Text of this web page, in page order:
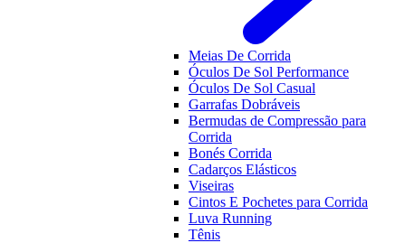
Meias De Corrida
Óculos De Sol Performance
Óculos De Sol Casual
Garrafas Dobráveis
Bermudas de Compressão para
Corrida
Bonés Corrida
Cadarços Elásticos
Viseiras
Cintos E Pochetes para Corrida
Luva Running
Tênis